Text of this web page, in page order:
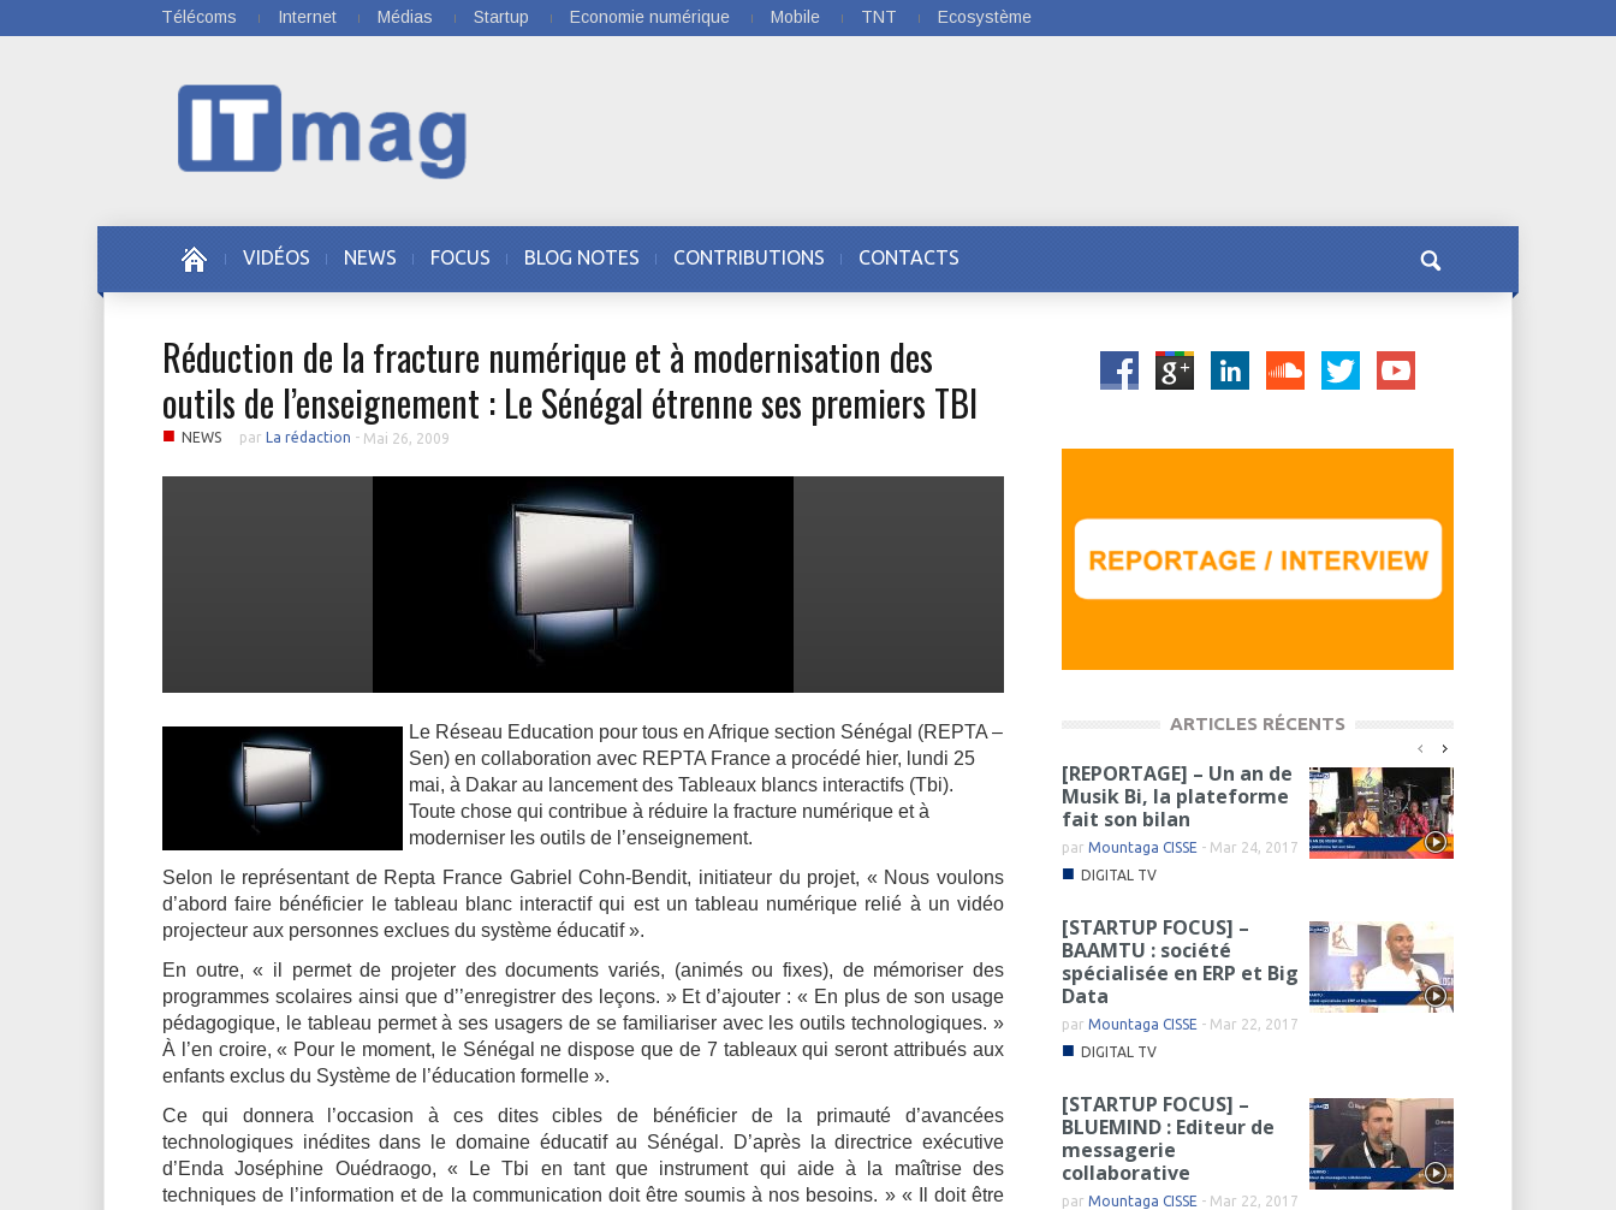
Télécoms Internet Médias Startup Economie numérique Mobile TNT Ecosystème
VIDÉOS NEWS FOCUS BLOG NOTES CONTRIBUTIONS CONTACTS
Réduction de la fracture numérique et à modernisation des
outils de l’enseignement : Le Sénégal étrenne ses premiers TBI
■ NEWS par La rédaction - Mai 26, 2009
Le Réseau Education pour tous en Afrique section Sénégal (REPTA –
Sen) en collaboration avec REPTA France a procédé hier, lundi 25
mai, à Dakar au lancement des Tableaux blancs interactifs (Tbi).
Toute chose qui contribue à réduire la fracture numérique et à
moderniser les outils de l’enseignement.
Selon le représentant de Repta France Gabriel Cohn-Bendit, initiateur du projet, « Nous voulons
d’abord faire bénéficier le tableau blanc interactif qui est un tableau numérique relié à un vidéo
projecteur aux personnes exclues du système éducatif ».
En outre, « il permet de projeter des documents variés, (animés ou fixes), de mémoriser des
programmes scolaires ainsi que d’’enregistrer des leçons. » Et d’ajouter : « En plus de son usage
pédagogique, le tableau permet à ses usagers de se familiariser avec les outils technologiques. »
À l’en croire, « Pour le moment, le Sénégal ne dispose que de 7 tableaux qui seront attribués aux
enfants exclus du Système de l’éducation formelle ».
Ce qui donnera l’occasion à ces dites cibles de bénéficier de la primauté d’avancées
technologiques inédites dans le domaine éducatif au Sénégal. D’après la directrice exécutive
d’Enda Joséphine Ouédraogo, « Le Tbi en tant que instrument qui aide à la maîtrise des
techniques de l’information et de la communication doit être soumis à nos besoins. » « Il doit être
ARTICLES RÉCENTS
[REPORTAGE] – Un an de
Musik Bi, la plateforme
fait son bilan
parMountaga CISSE - Mar 24, 2017
■ DIGITAL TV
[STARTUP FOCUS] –
BAAMTU : société
spécialisée en ERP et Big
Data
parMountaga CISSE - Mar 22, 2017
■ DIGITAL TV
[STARTUP FOCUS] –
BLUEMIND : Editeur de
messagerie
collaborative
parMountaga CISSE - Mar 22, 2017